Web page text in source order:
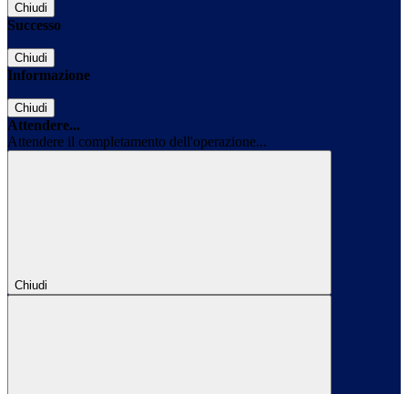
Chiudi
Successo
Chiudi
Informazione
Chiudi
Attendere...
Attendere il completamento dell'operazione...
Chiudi